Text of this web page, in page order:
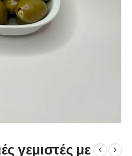
γεμιστές με